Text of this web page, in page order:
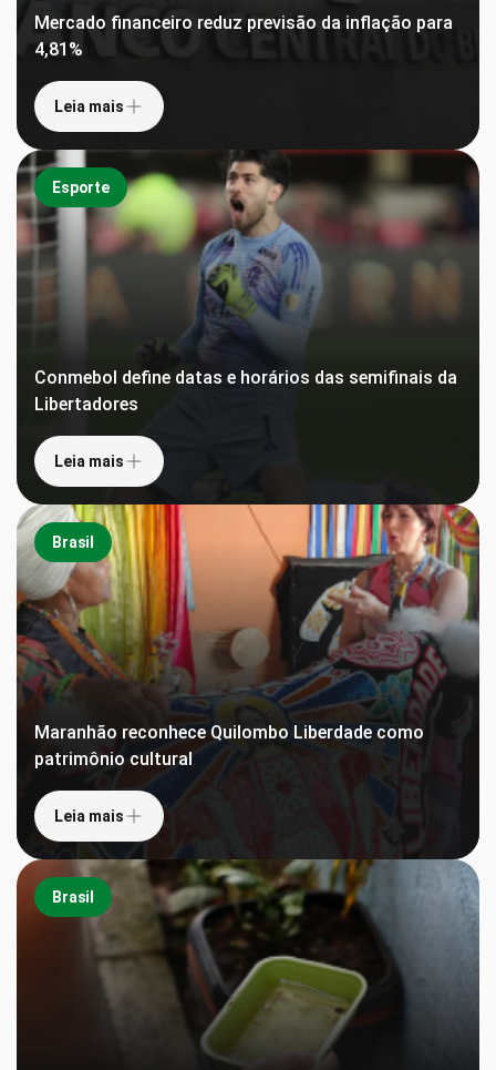
Mercado financeiro reduz previsão da inflação para
4,81%
Leia mais
Esporte
Conmebol define datas e horários das semifinais da
Libertadores
Leia mais
Brasil
Maranhão reconhece Quilombo Liberdade como
patrimônio cultural
Leia mais
Brasil